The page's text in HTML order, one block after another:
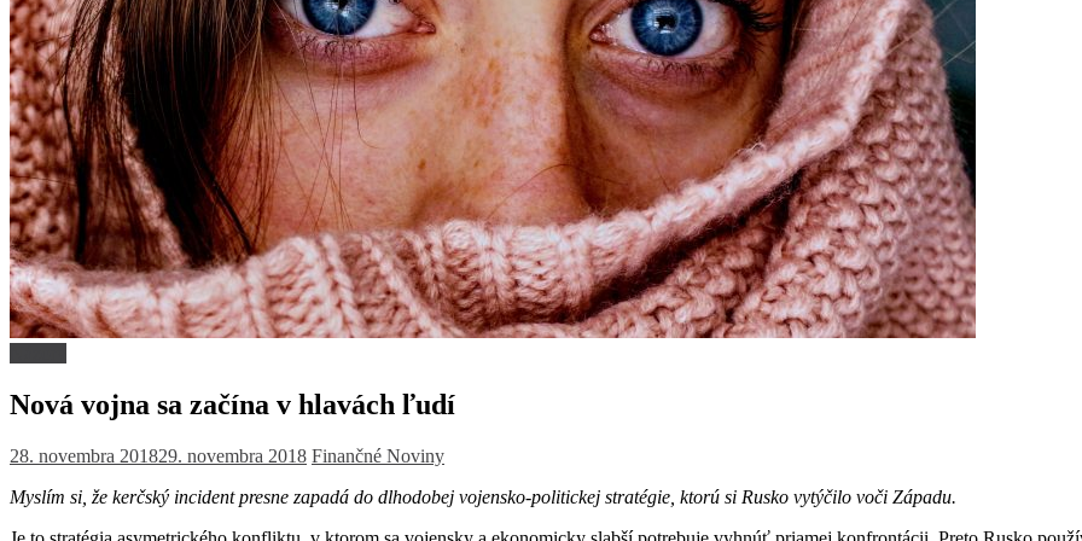
Nová vojna sa začína v hlavách ľudí
28. novembra 201829. novembra 2018 Finančné Noviny
Myslím si, že kerčský incident presne zapadá do dlhodobej vojensko-politickej stratégie, ktorú si Rusko vytýčilo voči Západu.